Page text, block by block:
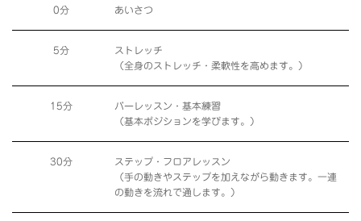
0分 あいさつ
5分
ストレッチ
（全身のストレッチ・柔軟性を高めます。）
15分
バーレッスン・基本練習
（基本ポジションを学びます。）
30分
ステップ・フロアレッスン
（手の動きやステップを加えながら動きます。一連
の動きを流れで通します。）